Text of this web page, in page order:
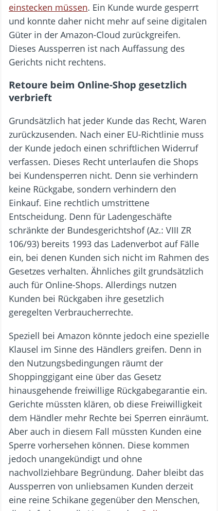
einstecken müssen. Ein Kunde wurde gesperrt
und konnte daher nicht mehr auf seine digitalen
Güter in der Amazon-Cloud zurückgreifen.
Dieses Aussperren ist nach Auffassung des
Gerichts nicht rechtens.
Retoure beim Online-Shop gesetzlich
verbrieft
Grundsätzlich hat jeder Kunde das Recht, Waren
zurückzusenden. Nach einer EU-Richtlinie muss
der Kunde jedoch einen schriftlichen Widerruf
verfassen. Dieses Recht unterlaufen die Shops
bei Kundensperren nicht. Denn sie verhindern
keine Rückgabe, sondern verhindern den
Einkauf. Eine rechtlich umstrittene
Entscheidung. Denn für Ladengeschäfte
schränkte der Bundesgerichtshof (Az.: VIII ZR
106/93) bereits 1993 das Ladenverbot auf Fälle
ein, bei denen Kunden sich nicht im Rahmen des
Gesetzes verhalten. Ähnliches gilt grundsätzlich
auch für Online-Shops. Allerdings nutzen
Kunden bei Rückgaben ihre gesetzlich
geregelten Verbraucherrechte.
Speziell bei Amazon könnte jedoch eine spezielle
Klausel im Sinne des Händlers greifen. Denn in
den Nutzungsbedingungen räumt der
Shoppinggigant eine über das Gesetz
hinausgehende freiwillige Rückgabegarantie ein.
Gerichte müssten klären, ob diese Freiwilligkeit
dem Händler mehr Rechte bei Sperren einräumt.
Aber auch in diesem Fall müssten Kunden eine
Sperre vorhersehen können. Diese kommen
jedoch unangekündigt und ohne
nachvollziehbare Begründung. Daher bleibt das
Aussperren von unliebsamen Kunden derzeit
eine reine Schikane gegenüber den Menschen,